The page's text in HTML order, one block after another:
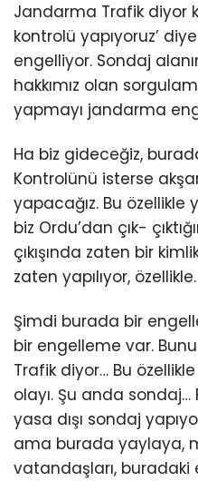
Jandarma Trafik diyor
kontrolü yapıyoruz’
engelliyor. Sondaj
hakkımız olan
yapmayı jandarma
Ha biz gideceğiz,
Kontrolünü isterse
yapacağız. Bu özellikle
biz Ordu’dan çık-
çıkışında zaten bir
zaten yapılıyor, özellikle.
Şimdi burada bir
bir engelleme var.
Trafik diyor… Bu
olayı. Şu anda
yasa dışı sondaj
ama burada yaylaya,
vatandaşları, buradaki